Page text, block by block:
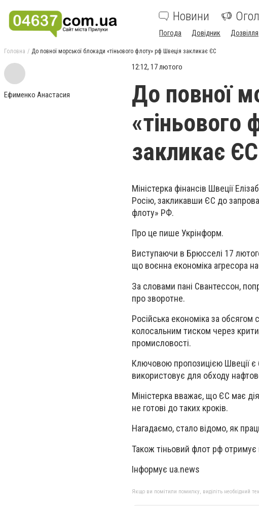
Новини
Погода Довідник Дозвілля
Головна До повної морської блокади «тіньового флоту» рф Швеція закликає ЄС
Ефименко Анастасия
12:12, 17 лютого
До повної
«тіньового
закликає ЄС
Міністерка фінансів Швеції
Росію, закликавши ЄС до
флоту» РФ.
Про це пише Укрінформ.
Виступаючи в Брюсселі 17
що воєнна економіка агресора
За словами пані Свантессон,
про зворотне.
Російська економіка за обсягом
колосальним тиском через
промисловості.
Ключовою пропозицією Швеції є
використовує для обходу
Міністерка вважає, що ЄС має
не готові до таких кроків.
Нагадаємо, стало відомо, як
Також тіньовий флот рф отримує
Інформує ua.news
Якщо ви помітили помилку, виділіть необхідний